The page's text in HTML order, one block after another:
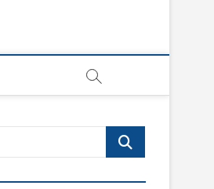
Поиск…